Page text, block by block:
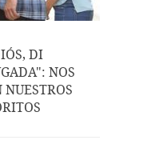
DI
NOS